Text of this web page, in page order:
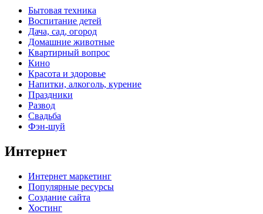
Бытовая техника
Воспитание детей
Дача, сад, огород
Домашние животные
Квартирный вопрос
Кино
Красота и здоровье
Напитки, алкоголь, курение
Праздники
Развод
Свадьба
Фэн-шуй
Интернет
Интернет маркетинг
Популярные ресурсы
Создание сайта
Хостинг